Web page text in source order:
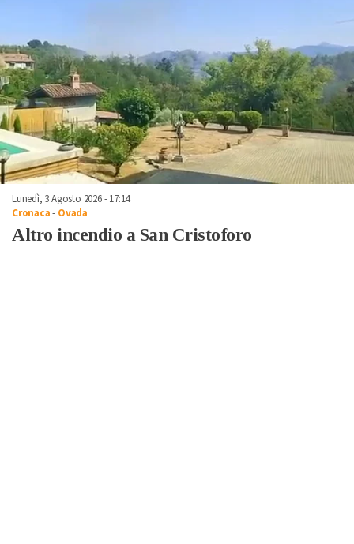
Lunedì, 3 Agosto 2026 - 17:14
Cronaca- Ovada
Altro incendio a San Cristoforo